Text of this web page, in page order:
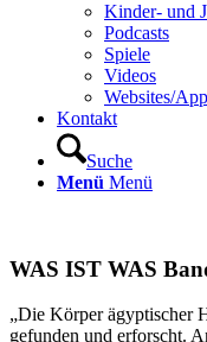
Kinder- und
Podcasts
Spiele
Videos
Websites/
Kontakt
Suche
Menü Menü
WAS IST WAS
„Die Körper ägyptischer
gefunden und erforscht.